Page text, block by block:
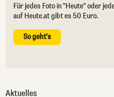
Für jedes Foto in "Heute" oder
auf Heute.at gibt es 50 Euro.
So geht's
Aktuelles